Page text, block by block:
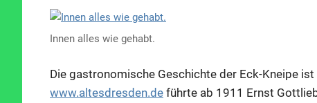
Innen alles wie gehabt.
Die gastronomische Geschichte der Eck-Kneipe
www.altesdresden.de führte ab 1911 Ernst